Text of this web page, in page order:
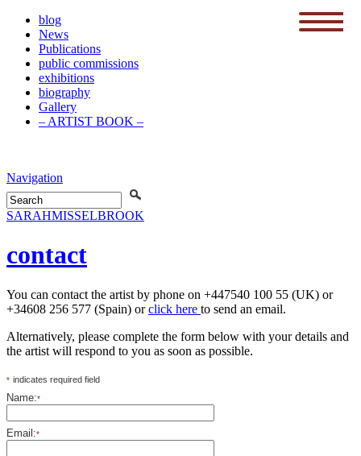
blog
News
Publications
public commissions
exhibitions
biography
Gallery
– ARTIST BOOK –
Navigation
SARAHMISSELBROOK
contact
You can contact the artist by phone on +447540 100 55 (UK) or
+34608 256 577 (Spain) orclick here to send an email.
Alternatively, please complete the form below with your details and
the artist will respond to you as soon as possible.
* indicates required field
Name:*
Email:*